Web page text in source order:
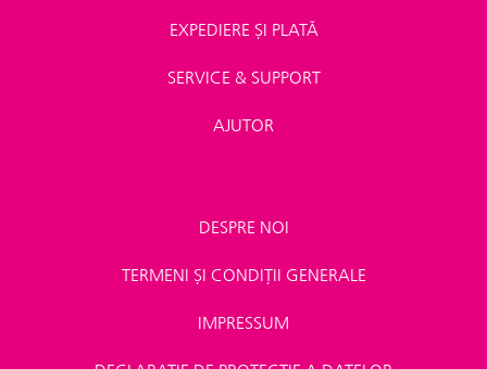
EXPEDIERE ȘI PLATĂ
SERVICE & SUPPORT
AJUTOR
DESPRE NOI
TERMENI ȘI CONDIȚII GENERALE
IMPRESSUM